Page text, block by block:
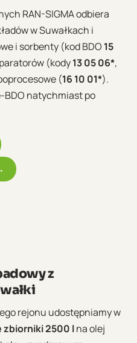
RAN-SIGMA odbiera
w Suwałkach i
i sorbenty (kod BDO 15
(kody13 05 06*,
(16 10 01*).
BDO natychmiast po
z
rejonu udostępniamy w
zbiorniki 2500 lna olej